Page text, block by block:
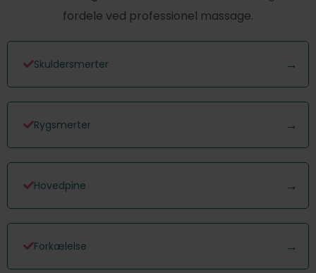
fordele ved professionel massage.
Skuldersmerter
Rygsmerter
Hovedpine
Forkælelse